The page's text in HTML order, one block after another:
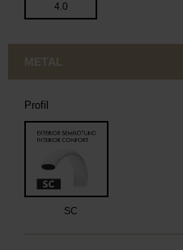
4.0
METAL
Profil
SC